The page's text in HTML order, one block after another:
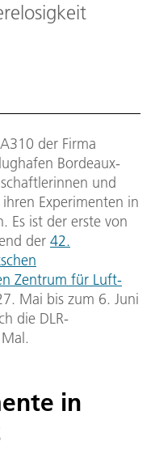
der Firma
Bordeaux-
und
Experimenten in
Es ist der erste von
der 42.
Zentrum für Luft-
Mai bis zum 6. Juni
die DLR-
in